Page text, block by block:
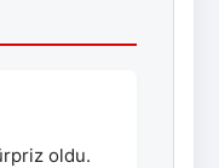
oldu.